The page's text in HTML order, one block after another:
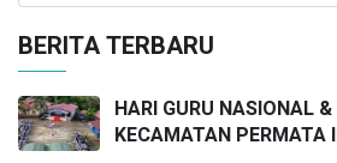
BERITA TERBARU
HARI GURU NASIONAL
KECAMATAN PERMATA